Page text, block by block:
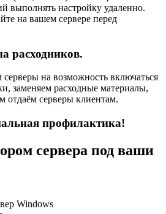
выполнять настройку удаленно.
на вашем сервере перед
расходников.
на возможность включаться
заменяем расходные материалы,
отдаём серверы клиентам.
профилактика!
сервера под ваши
Windows